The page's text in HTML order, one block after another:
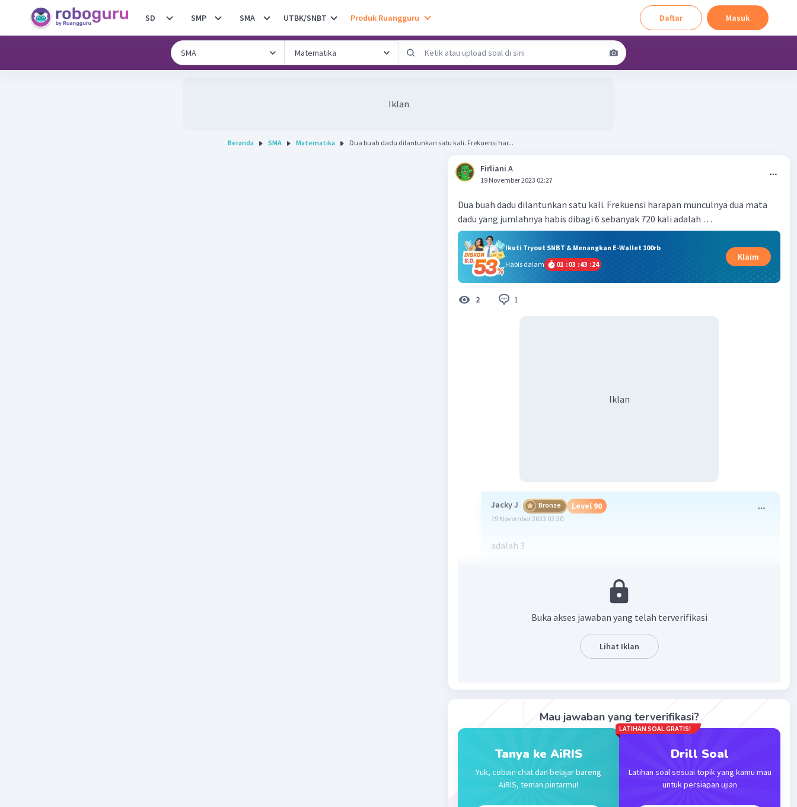
SD SMP SMA UTBK/SNBT Produk Ruangguru Daftar Masuk
Iklan
Beranda SMA Matematika Dua buah dadu dilantunkan satu kali. Frekuensi har...
Firliani A
19 November 2023 02:27
Dua buah dadu dilantunkan satu kali. Frekuensi harapan munculnya dua mata
dadu yang jumlahnya habis dibagi 6 sebanyak 720 kali adalah …
Ikuti Tryout SNBT & Menangkan E-Wallet 100rb
Habis dalam
01 :03 :43 :23
Klaim
2 1
Iklan
Jacky J Bronze Level 90
19 November 2023 02:30
adalah 3
Buka akses jawaban yang telah terverifikasi
Lihat Iklan
Mau jawaban yang terverifikasi?
Tanya ke AiRIS
Yuk, cobain chat dan belajar bareng
AiRIS, teman pintarmu!
LATIHAN SOAL GRATIS!
Drill Soal
Latihan soal sesuai topik yang kamu mau
untuk persiapan ujian